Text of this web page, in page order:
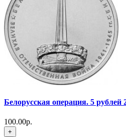
Белорусская операция. 5
100.00р.
+